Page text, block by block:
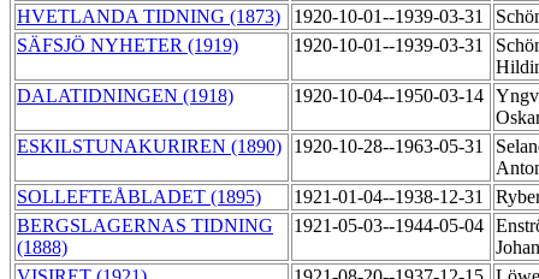
HVETLANDA TIDNING (1873) 1920-10-01--1939-03-31
SÄFSJÖ NYHETER (1919)
1920-10-01--1939-03-31
DALATIDNINGEN (1918)
1920-10-04--1950-03-14
ESKILSTUNAKURIREN (1890)
1920-10-28--1963-05-31
SOLLEFTEÅBLADET (1895)
1921-01-04--1938-12-31
BERGSLAGERNAS TIDNING
(1888)
1921-05-03--1944-05-04